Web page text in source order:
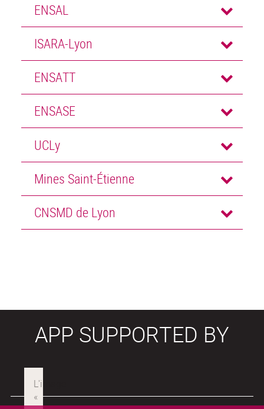
ENSAL
ISARA-Lyon
ENSATT
ENSASE
UCLy
Mines Saint-Étienne
CNSMD de Lyon
APP SUPPORTED BY